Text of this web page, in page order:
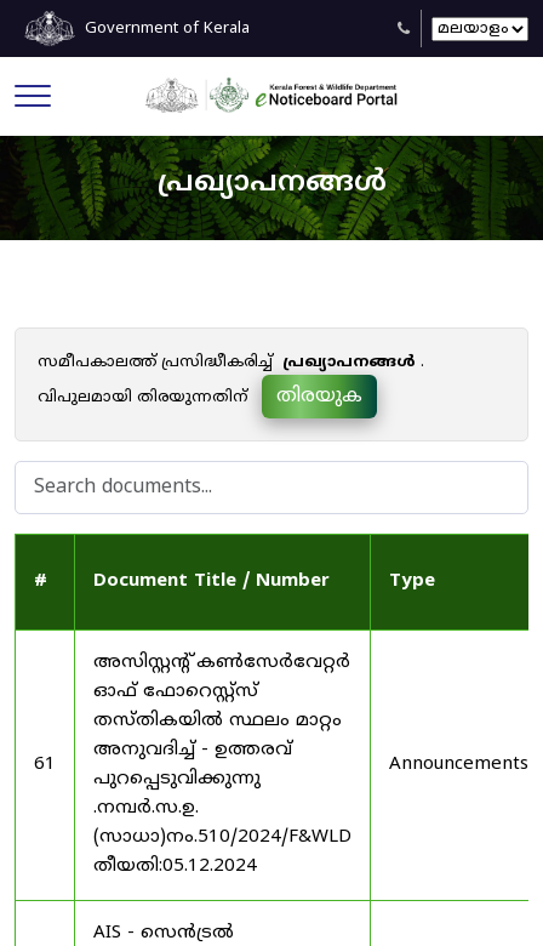
Government of Kerala
പ്രഖ്യാപനങ്ങൾ
സമീപകാലത്ത് പ്രസിദ്ധീകരിച്ച് പ്രഖ്യാപനങ്ങൾ .
വിപുലമായി തിരയുന്നതിന്
തിരയുക
# Document Title / Number Type
61
അസിസ്റ്റന്റ് കൺസേർവേറ്റർ
ഓഫ് ഫോറെസ്റ്റ്സ്
തസ്തികയിൽ സ്ഥലം മാറ്റം
അനുവദിച്ച് - ഉത്തരവ്
പുറപ്പെടുവിക്കുന്നു
.നമ്പർ.സ.ഉ.
(സാധാ)നം.510/2024/F&WLD
തീയതി:05.12.2024
Announcements
AIS - സെൻട്രൽ